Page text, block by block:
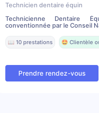
Technicien dentaire équin
Technicienne Dentaire
conventionnée par le Conseil
📖 10 prestations 🤩 Clientèle
Prendre rendez-vous